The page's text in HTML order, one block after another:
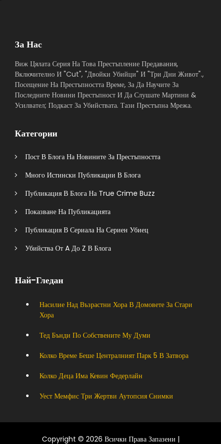
За Нас
Виж Цялата Серия На Това Престъпление Предавания,
Включително И "Cut", "Двойки Убийци" И "Три Дни Живот".,
Посещение На Престъпността Време, За Да Научите За
Последните Новини Престъпност И Да Слушате Мартини &
Усилвател; Подкаст За Убийствата. Тази Престъпна Мрежа.
Категории
Пост В Блога На Новините За Престъпността
Много Истински Публикации В Блога
Публикация В Блога На True Crime Buzz
Показване На Публикацията
Публикация В Сериала На Сериен Убиец
Убийства От A До Z В Блога
Най-Гледан
Насилие Над Възрастни Хора В Домовете За Стари
Хора
Тед Бънди По Собствените Му Думи
Колко Време Беше Централният Парк 5 В Затвора
Колко Деца Има Кевин Федерлайн
Уест Мемфис Три Жертви Аутопсия Снимки
Copyright © 2026 Всички Права Запазени |